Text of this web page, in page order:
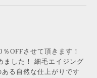
OFFさせて頂きます！
ました！ 細毛エイジング
る自然な仕上がりです